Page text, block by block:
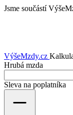
Jsme součástí
VýšeMzdy.cz
Hrubá mzda
Sleva na poplatníka